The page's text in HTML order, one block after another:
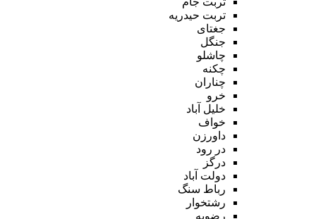
تربت حیدریه
جغتای
جنگل
چاشلو
چکنه
چناران
خرو
خلیل آباد
خواف
داورزن
در رود
درگز
دولت آباد
رباط سنگ
رشتخوار
رضویه